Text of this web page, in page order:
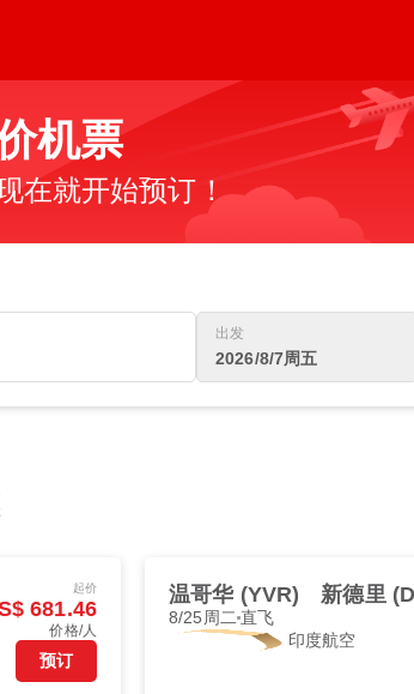
机票
在就开始预订！
出发
2026/8/7周五
起价
681.46
价格/人
预订
温哥华 (YVR) 新德里
8/25周二 直飞
印度航空